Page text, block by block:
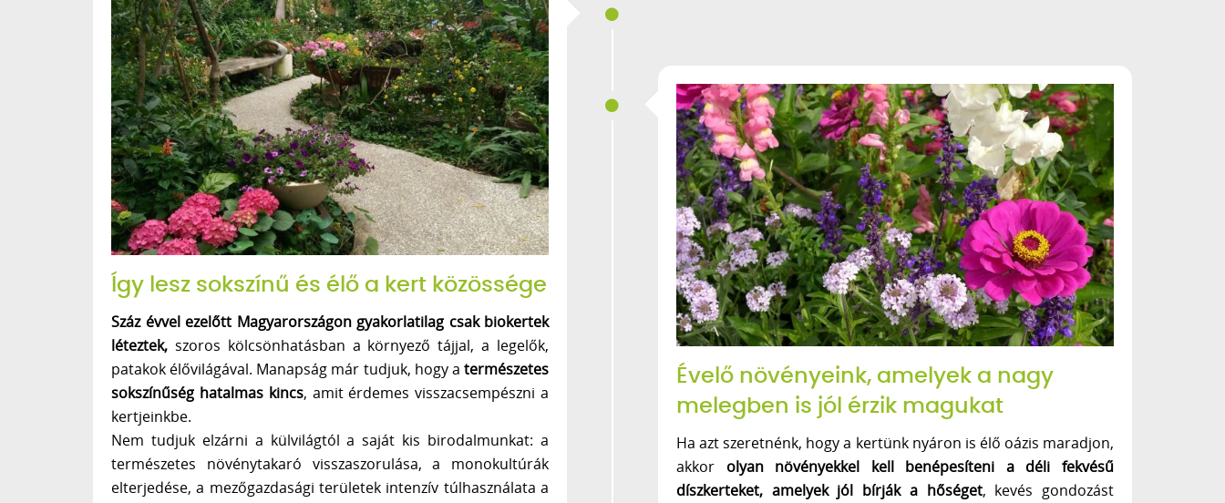
Így lesz sokszínű és élő a kert közössége
Száz évvel ezelőtt Magyarországon gyakorlatilag csak biokertek
léteztek, szoros kölcsönhatásban a környező tájjal, a legelők,
patakok élővilágával. Manapság már tudjuk, hogy a természetes
sokszínűség hatalmas kincs, amit érdemes visszacsempészni a
kertjeinkbe.
Nem tudjuk elzárni a külvilágtól a saját kis birodalmunkat: a
természetes növénytakaró visszaszorulása, a monokultúrák
elterjedése, a mezőgazdasági területek intenzív túlhasználata a
Évelő növényeink, amelyek a nagy
melegben is jól érzik magukat
Ha azt szeretnénk, hogy a kertünk nyáron is élő oázis maradjon,
akkor olyan növényekkel kell benépesíteni a déli fekvésű
díszkerteket, amelyek jól bírják a hőséget, kevés gondozást